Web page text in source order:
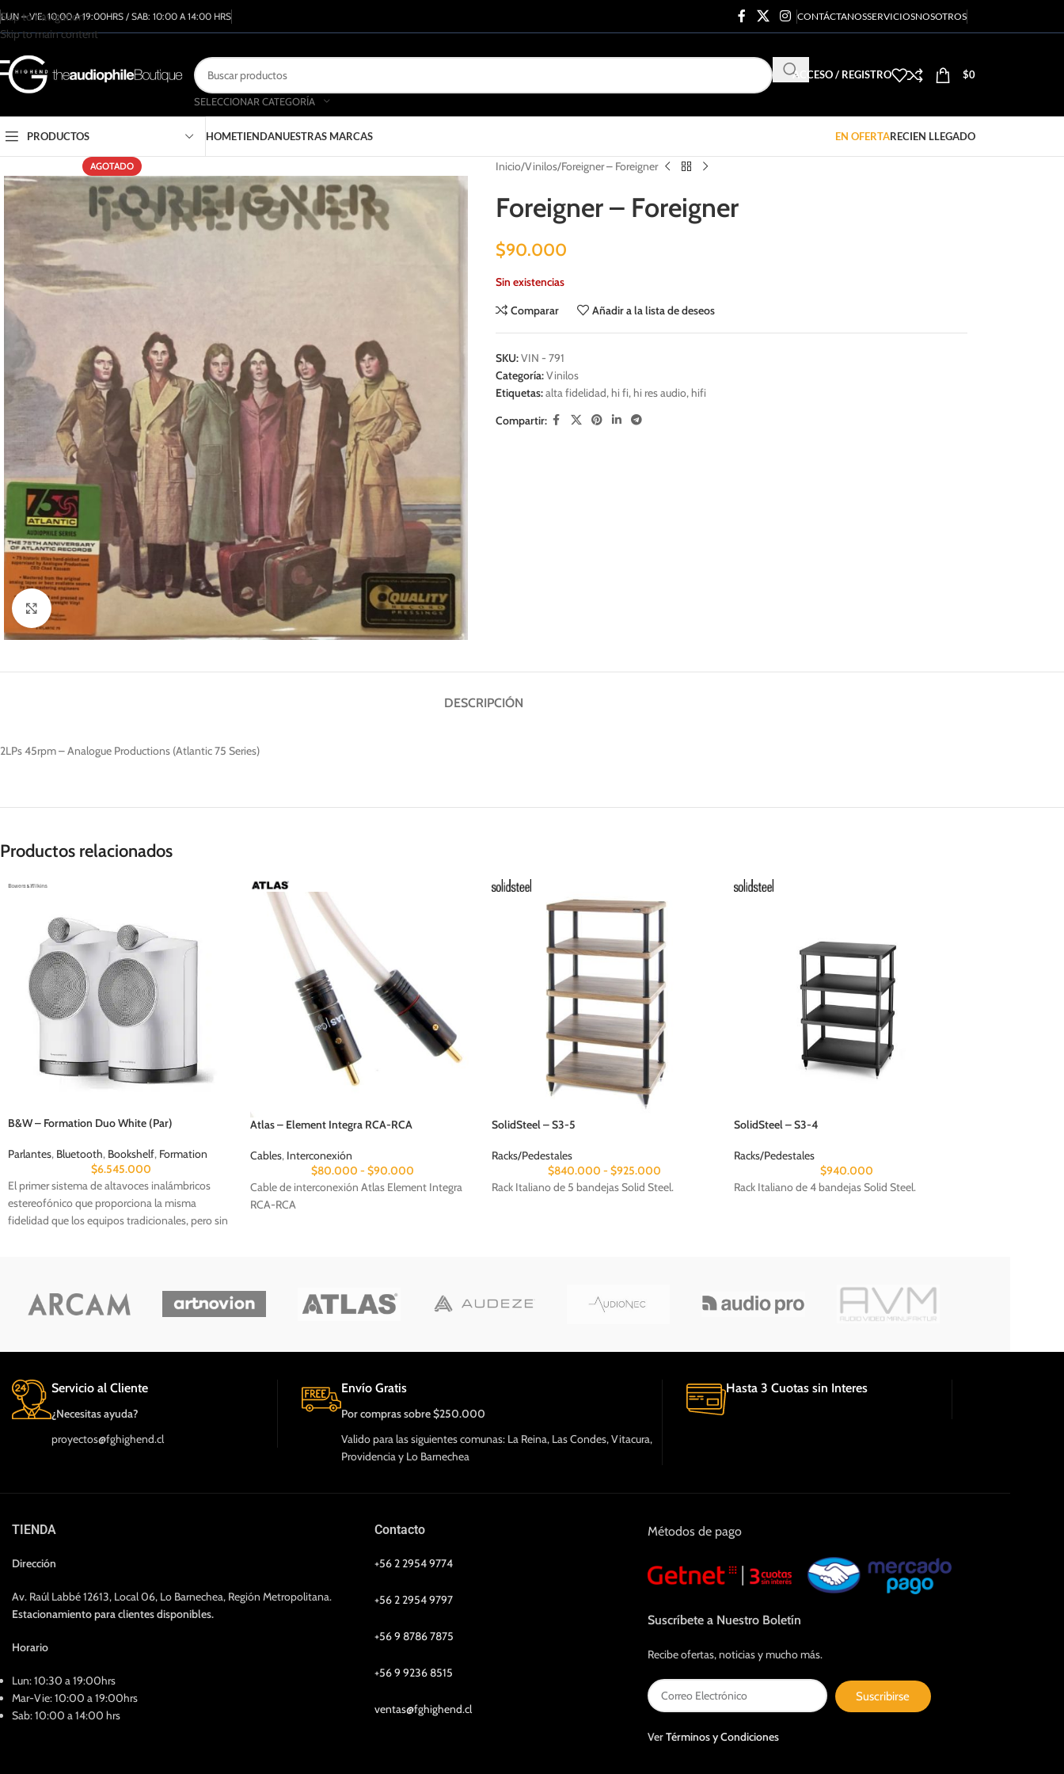
Skip to navigation
Skip to main content
LUN – VIE: 10:00 A 19:00HRS / SAB: 10:00 A 14:00 HRS CONTÁCTANOSSERVICIOSNOSOTROS
SELECCIONAR CATEGORÍA
ACCESO / REGISTRO $0
PRODUCTOS HOMETIENDANUESTRAS MARCAS EN OFERTARECIEN LLEGADO
AGOTADO
Clic para ampliar
Inicio Vinilos Foreigner – Foreigner
Foreigner – Foreigner
$90.000
Sin existencias
Comparar
Añadir a la lista de deseos
SKU:VIN - 791
Categoría:Vinilos
Etiquetas:alta fidelidad, hi fi, hi res audio, hifi
Compartir:
DESCRIPCIÓN
2LPs 45rpm – Analogue Productions (Atlantic 75 Series)
Productos relacionados
B&W – Formation Duo White (Par)
Parlantes, Bluetooth, Bookshelf, Formation
$6.545.000
El primer sistema de altavoces inalámbricos
estereofónico que proporciona la misma
fidelidad que los equipos tradicionales, pero sin
Atlas – Element Integra RCA-RCA
Cables, Interconexión
$80.000 -$90.000
Cable de interconexión Atlas Element Integra
RCA-RCA
SolidSteel – S3-5
Racks/Pedestales
$840.000 -$925.000
Rack Italiano de 5 bandejas Solid Steel.
SolidSteel – S3-4
Racks/Pedestales
$940.000
Rack Italiano de 4 bandejas Solid Steel.
Servicio al Cliente
¿Necesitas ayuda?
proyectos@fghighend.cl
Envío Gratis
Por compras sobre $250.000
Valido para las siguientes comunas: La Reina, Las Condes, Vitacura,
Providencia y Lo Barnechea
Hasta 3 Cuotas sin Interes
TIENDA
Dirección
Av. Raúl Labbé 12613, Local 06, Lo Barnechea, Región Metropolitana.
Estacionamiento para clientes disponibles.
Horario
Lun: 10:30 a 19:00hrs
Mar-Vie: 10:00 a 19:00hrs
Sab: 10:00 a 14:00 hrs
Contacto
+56 2 2954 9774
+56 2 2954 9797
+56 9 8786 7875
+56 9 9236 8515
ventas@fghighend.cl
Métodos de pago
Suscríbete a Nuestro Boletín
Recibe ofertas, noticias y mucho más.
Suscribirse
VerTérminos y Condiciones